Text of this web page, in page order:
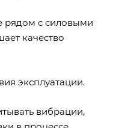
рядом с силовыми
качество
эксплуатации.
вибрации,